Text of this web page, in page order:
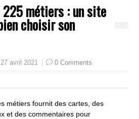
225 métiers : un site
choisir son
27 avril 2021 0 Comments
métiers fournit des cartes, des
et des commentaires pour